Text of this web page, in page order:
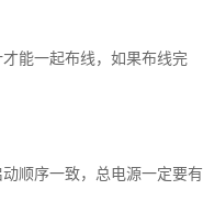
能一起布线，如果布线完
顺序一致，总电源一定要有